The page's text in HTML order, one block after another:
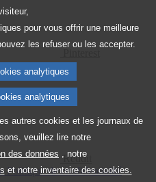
pour vous offrir une meilleure
les refuser ou les accepter.
analytiques
analytiques
autres cookies et les journaux de
veuillez lire notre
des données , notre
et notre inventaire des cookies.
Reddit
Politique de confidentialité